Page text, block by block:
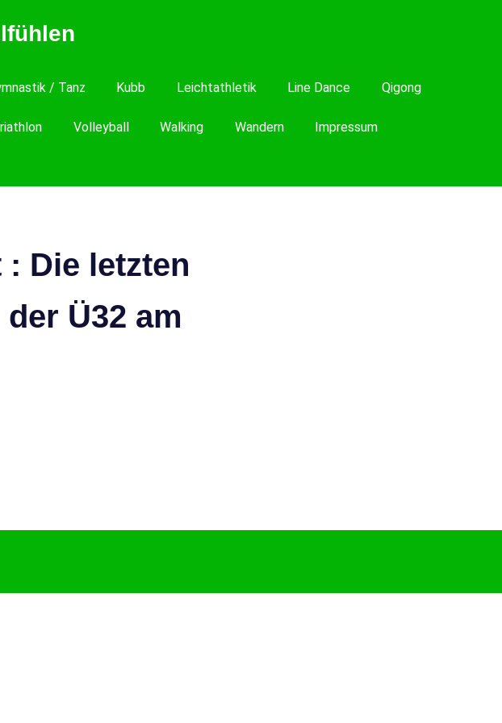
/ Tanz Kubb Leichtathletik Line Dance Qigong
Volleyball Walking Wandern Impressum
Die letzten
Ü32 am